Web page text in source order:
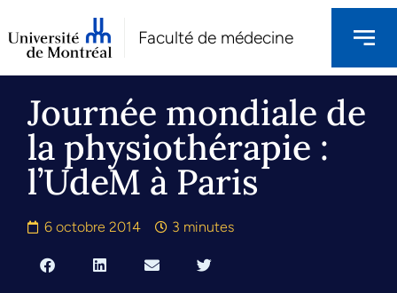
Faculté de médecine
Journée mondiale de
la physiothérapie :
l’UdeM à Paris
6 octobre 2014 3 minutes